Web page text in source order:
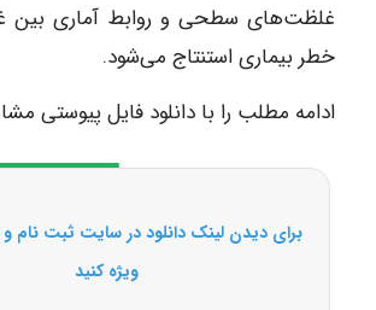
غلظت‌های سطحی و روابط آماری بین
خطر بیماری استنتاج می‌شود.
ادامه مطلب را با دانلود فایل پیوستی
برای دیدن لینک دانلود در سایت ثبت نام و
ویژه کنید